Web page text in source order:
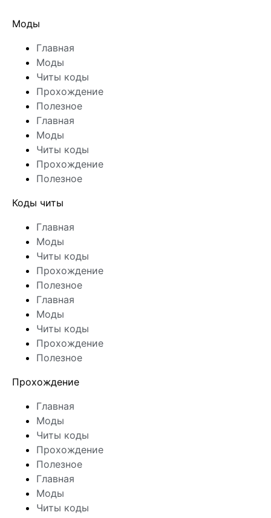
Моды
Главная
Моды
Читы коды
Прохождение
Полезное
Главная
Моды
Читы коды
Прохождение
Полезное
Коды читы
Главная
Моды
Читы коды
Прохождение
Полезное
Главная
Моды
Читы коды
Прохождение
Полезное
Прохождение
Главная
Моды
Читы коды
Прохождение
Полезное
Главная
Моды
Читы коды